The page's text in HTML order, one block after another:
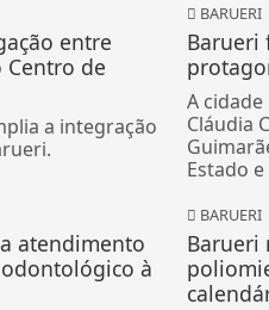
entre
Centro de
a integração
BARUERI
Barueri
A
Cláudia
Estado
atendimento
à
BARUERI
Barueri